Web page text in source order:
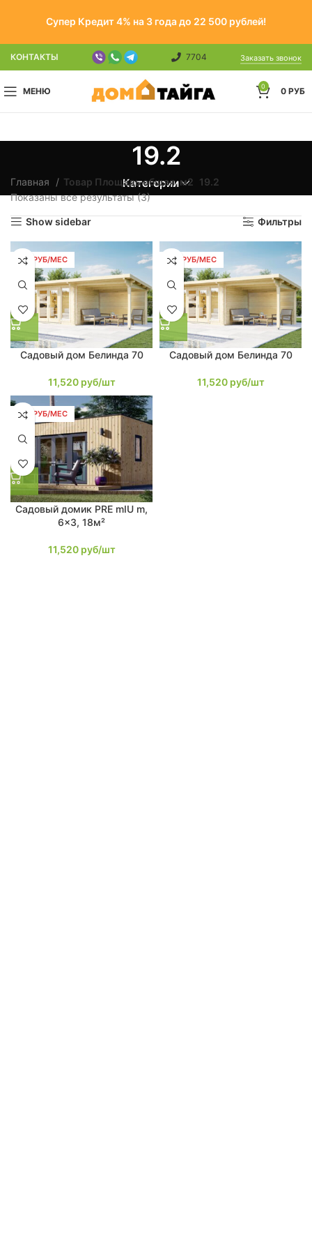
Супер Кредит 4% на 3 года до 22 500 рублей!
КОНТАКТЫ 7704 Заказать звонок
МЕНЮ 0 0 РУБ
19.2
Категории
Главная Товар Площадь общая, м2 19.2
Показаны все результаты (3)
Show sidebar Фильтры
219 РУБ/МЕС
Садовый дом Белинда 70
11,520 руб/шт
219 РУБ/МЕС
Садовый дом Белинда 70
11,520 руб/шт
219 РУБ/МЕС
Садовый домик PRE mIU m,
6×3, 18м²
11,520 руб/шт